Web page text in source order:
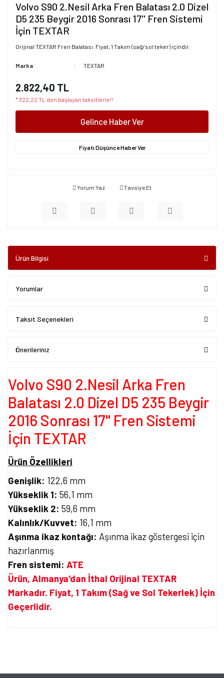
Volvo S90 2.Nesil Arka Fren Balatası 2.0 Dizel
D5 235 Beygir 2016 Sonrası 17'' Fren Sistemi
İçin TEXTAR
Orijinal TEXTAR Fren Balatası. Fiyat, 1 Takım (sağ/sol teker) içindir.
Marka TEXTAR
2.822,40 TL
* 322,22 TL den başlayan taksitlerle!!
Gelince Haber Ver
Fiyatı Düşünce Haber Ver
Yorum Yaz Tavsiye Et
Ürün Bilgisi
Yorumlar
Taksit Seçenekleri
Önerileriniz
Volvo S90 2.Nesil Arka Fren
Balatası 2.0 Dizel D5 235 Beygir
2016 Sonrası 17'' Fren Sistemi
İçin TEXTAR
Ürün Özellikleri
Genişlik: 122,6 mm
Yükseklik 1: 56,1 mm
Yükseklik 2: 59,6 mm
Kalınlık/Kuvvet: 16,1 mm
Aşınma ikaz kontağı: Aşınma ikaz göstergesi için
hazırlanmış
Fren sistemi: ATE
Ürün, Almanya'dan İthal Orijinal TEXTAR
Markadır. Fiyat, 1 Takım (Sağ ve Sol Tekerlek) İçin
Geçerlidir.